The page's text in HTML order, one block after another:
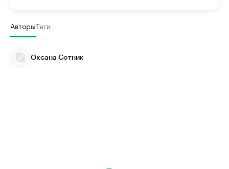
АвторыТеги
Оксана Сотник